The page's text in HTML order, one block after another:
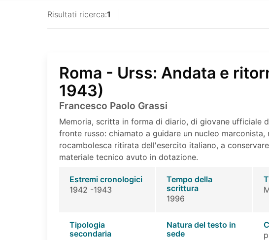
Risultati ricerca:1
Roma - Urss: Andata e
1943)
Francesco Paolo Grassi
Memoria, scritta in forma di diario, di giovane ufficiale
fronte russo: chiamato a guidare un nucleo marconista,
rocambolesca ritirata dell'esercito italiano, a
materiale tecnico avuto in dotazione.
Estremi cronologici
1942 -1943
Tempo della
scrittura
1996
Tipologia
secondaria
Natura del testo in
sede